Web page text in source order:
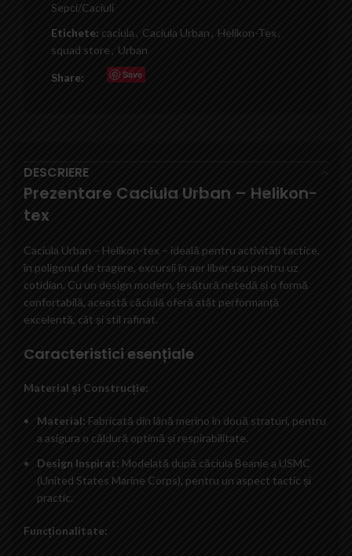
Sepci/Caciuli
Etichete: caciula, Caciula Urban , Helikon-Tex ,
squad store , Urban
Share: Save
DESCRIERE
Prezentare Caciula Urban – Helikon-
tex
Caciula Urban – Helikon-tex – ideală pentru activități tactice,
în poligonul de tragere, excursii în aer liber sau pentru uz
cotidian. Cu un design modern, țesătură netedă și o formă
confortabilă, această căciulă oferă atât performanță
excelentă, cât și stil rafinat.
Caracteristici esențiale
Material și Construcție:
Material: Fabricată din lână merino în două straturi, pentru
a asigura o căldură optimă și respirabilitate.
Design Inspirat: Modelată după căciula Beanie a USMC
(United States Marine Corps), pentru un aspect tactic și
practic.
Funcționalitate: